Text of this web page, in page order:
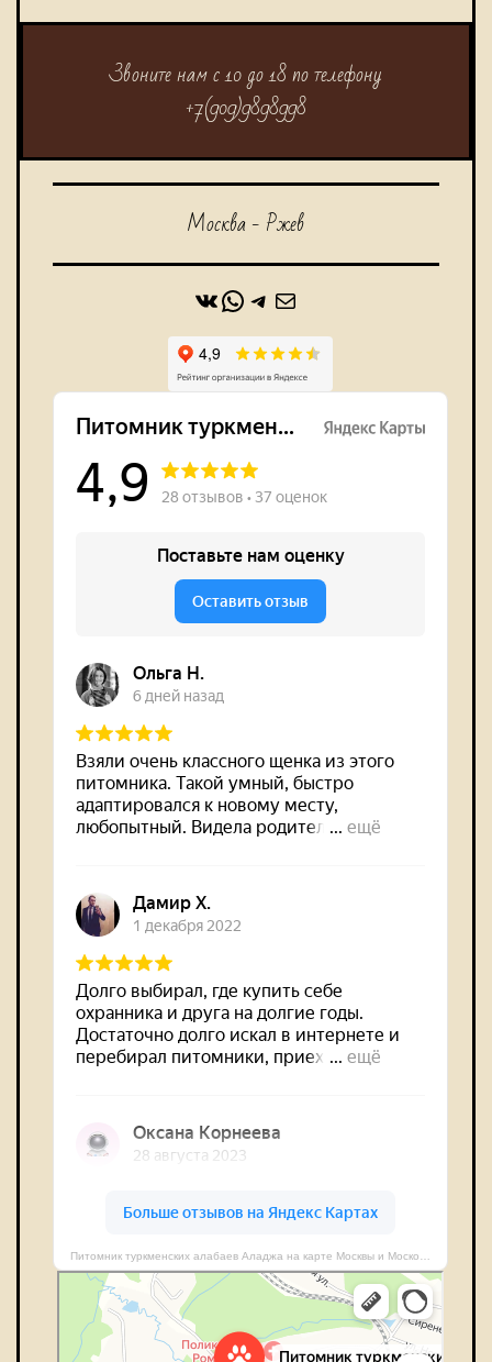
Звоните нам с 10 до 18 по телефону
+7(909)9898998
Москва - Ржев
ВКонтакте
WhatsApp
https://t.me/alabaidog
Почта
Питомник туркменских алабаев Аладжа
Питомник животных в Москве и Московской области
Гостиница для животных в Москве и Московской области